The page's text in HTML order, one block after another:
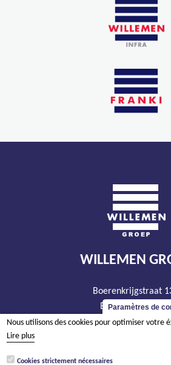
WILLEMEN
Boerenkrijgstraat
BE - 2800 Malines
tél +32 15 569
TVA BE
Paramètres de
Nous utilisons des cookies pour optimiser votre
Lire plus
Cookies strictement nécessaires